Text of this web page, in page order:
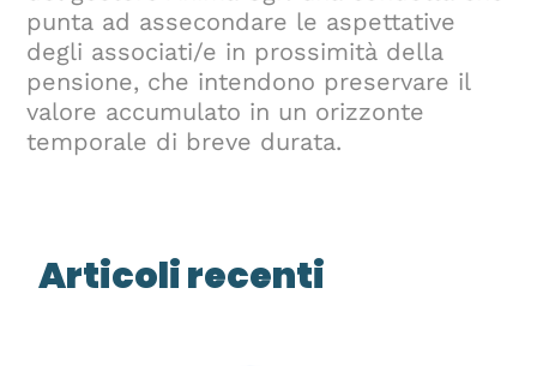
punta ad assecondare le aspettative
degli associati/e in prossimità della
pensione, che intendono preservare il
valore accumulato in un orizzonte
temporale di breve durata.
Articoli recenti